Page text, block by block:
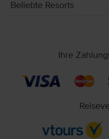
Beliebte Resorts
Ihre